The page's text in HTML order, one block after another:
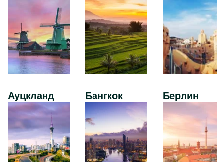
Ауцкланд Бангкок Берлин